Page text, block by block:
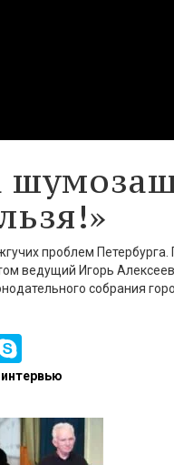
проблем Петербурга.
ведущий Игорь
собрания